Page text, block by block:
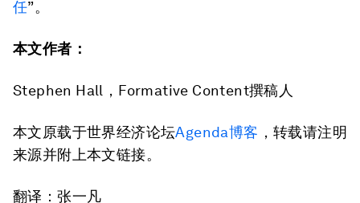
任”。
本文作者：
Stephen Hall，Formative Content撰稿人
本文原载于世界经济论坛Agenda博客 ，转载请注明
来源并附上本文链接。
翻译：张一凡